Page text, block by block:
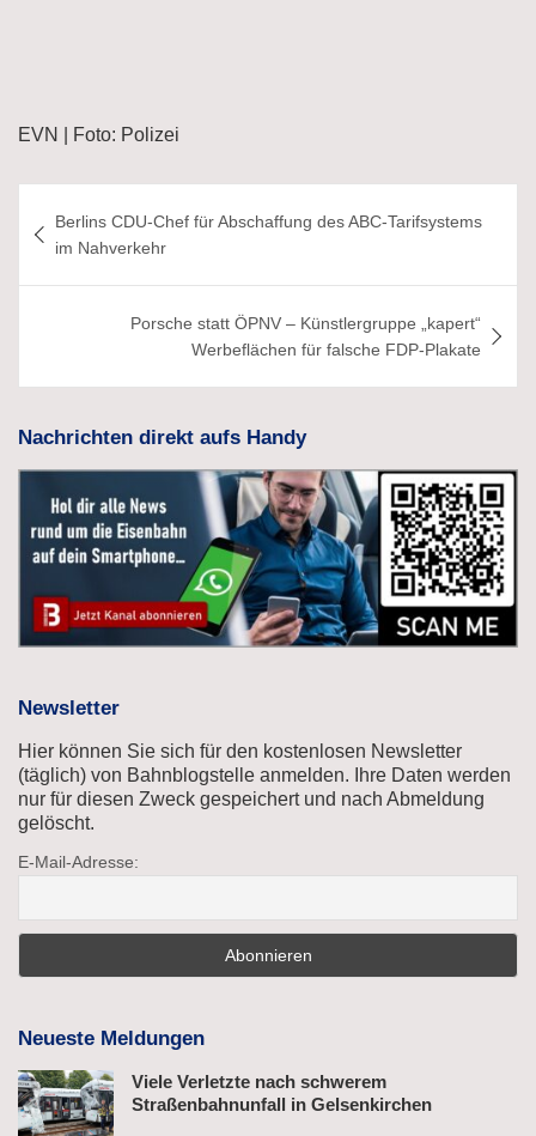
EVN | Foto: Polizei
Berlins CDU-Chef für Abschaffung des ABC-Tarifsystems
im Nahverkehr
Porsche statt ÖPNV – Künstlergruppe „kapert“
Werbeflächen für falsche FDP-Plakate
Nachrichten direkt aufs Handy
Newsletter
Hier können Sie sich für den kostenlosen Newsletter
(täglich) von Bahnblogstelle anmelden. Ihre Daten werden
nur für diesen Zweck gespeichert und nach Abmeldung
gelöscht.
E-Mail-Adresse:
Neueste Meldungen
Viele Verletzte nach schwerem
Straßenbahnunfall in Gelsenkirchen